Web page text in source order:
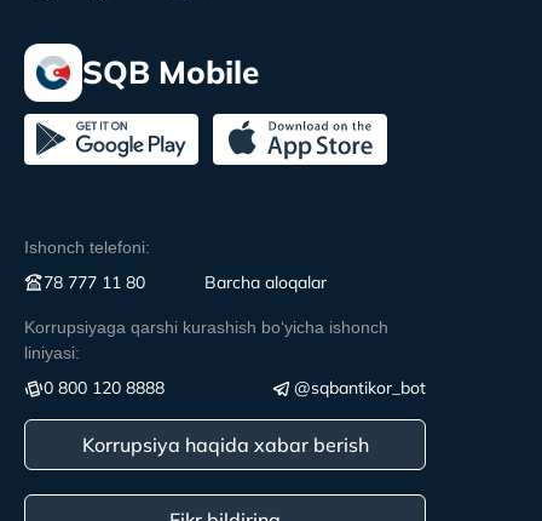
SQB Mobile
Ishonch telefoni:
78 777 11 80 Вarcha aloqalar
Korrupsiyaga qarshi kurashish boʻyicha ishonch
liniyasi:
0 800 120 8888 @sqbantikor_bot
Korrupsiya haqida xabar berish